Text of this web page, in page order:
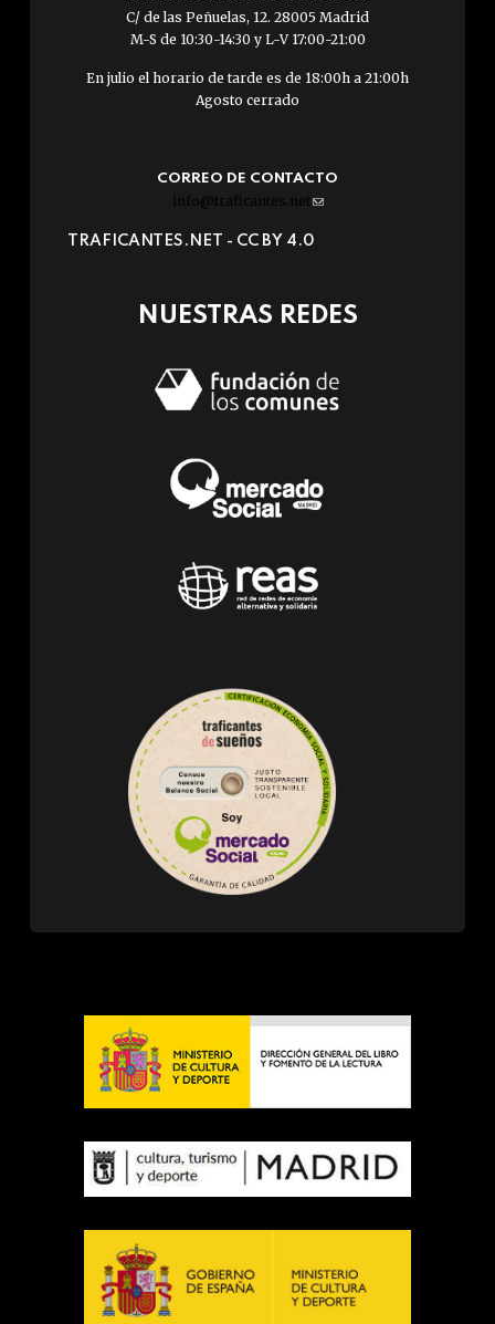
C/ de las Peñuelas, 12. 28005 Madrid
M-S de 10:30-14:30 y L-V 17:00-21:00
En julio el horario de tarde es de 18:00h a 21:00h
Agosto cerrado
CORREO DE CONTACTO
info@traficantes.net (link
e-
TRAFICANTES.NET - CC BY 4.0
NUESTRAS REDES